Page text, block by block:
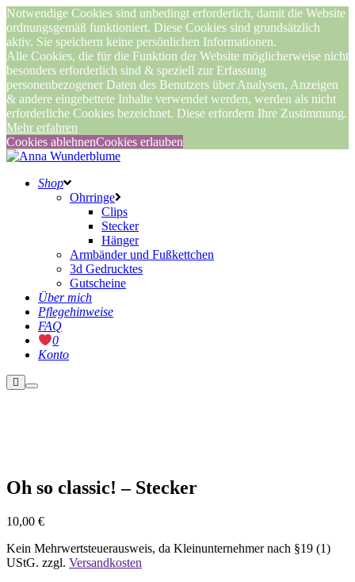
Notwendige Cookies sind unbedingt erforderlich, damit die Website
ordnungsgemäß funktioniert. Diese Cookies sind grundsätzlich
aktiv. Sie speichern keine persönlichen Informationen.
Alle Cookies, die für die Funktion der Website möglicherweise nicht
besonders erforderlich sind & speziell zur Erfassung
personenbezogener Daten des Benutzers über Analysen, Anzeigen
& andere eingebettete Inhalte verwendet werden, werden als nicht
erforderliche Cookies bezeichnet. Diese erfordern Ihre Zustimmung.
Mehr erfahren
Cookies ablehnenCookies erlauben
Shop
Ohrringe
Clips
Stecker
Hänger
Armbänder und Fußkettchen
3d Gedrucktes
Gutscheine
Über mich
Pflegehinweise
FAQ
0
Konto
Weitere
Informationen
Hauptmenü
Oh so classic! – Stecker
10,00 €
Kein Mehrwertsteuerausweis, da Kleinunternehmer nach §19 (1)
UStG. zzgl. Versandkosten